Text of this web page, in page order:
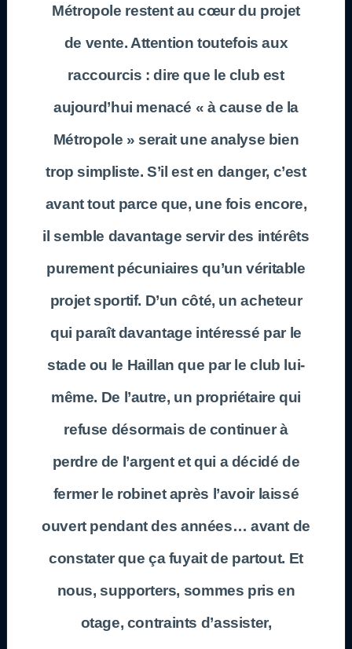
Métropole restent au cœur du projet
de vente. Attention toutefois aux
raccourcis : dire que le club est
aujourd’hui menacé « à cause de la
Métropole » serait une analyse bien
trop simpliste. S’il est en danger, c’est
avant tout parce que, une fois encore,
il semble davantage servir des intérêts
purement pécuniaires qu’un véritable
projet sportif. D’un côté, un acheteur
qui paraît davantage intéressé par le
stade ou le Haillan que par le club lui-
même. De l’autre, un propriétaire qui
refuse désormais de continuer à
perdre de l’argent et qui a décidé de
fermer le robinet après l’avoir laissé
ouvert pendant des années… avant de
constater que ça fuyait de partout. Et
nous, supporters, sommes pris en
otage, contraints d’assister,